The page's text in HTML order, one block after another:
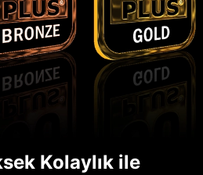
Kolaylık ile